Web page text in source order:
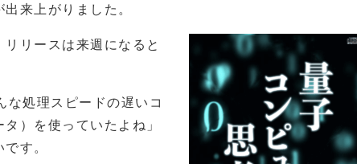
出来上がりました。
リースは来週になると
な処理スピードの遅いコ
）を使っていたよね」
す。